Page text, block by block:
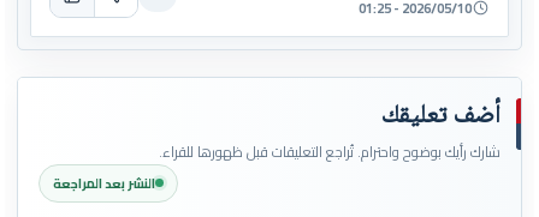
2026/05/10 - 01:25
أضف تعليقك
شارك رأيك بوضوح واحترام. تُراجع التعليقات قبل ظهورها للقراء.
النشر بعد المراجعة